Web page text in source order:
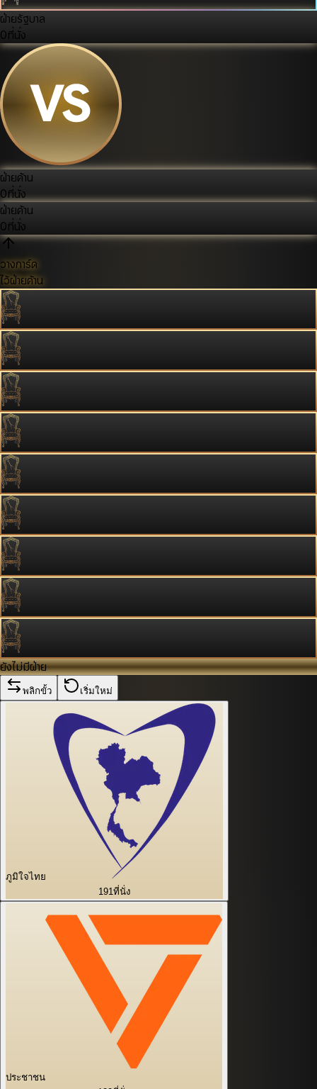
ฝ่ายรัฐบาล
0ที่นั่ง
ฝ่ายค้าน
0ที่นั่ง
ฝ่ายค้าน
0ที่นั่ง
วางการ์ด
ไว้ฝ่ายค้าน
ยังไม่มีฝ่าย
พลิกขั้ว เริ่มใหม่
ภูมิใจไทย
191ที่นั่ง
ประชาชน